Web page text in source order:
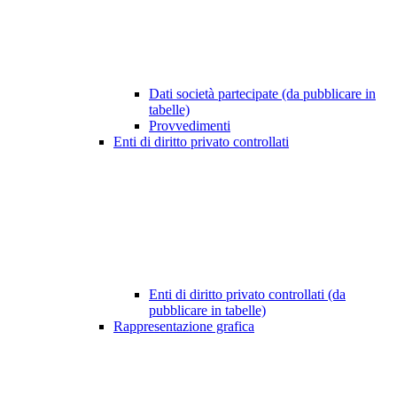
Dati società partecipate (da pubblicare in
tabelle)
Provvedimenti
Enti di diritto privato controllati
Enti di diritto privato controllati (da
pubblicare in tabelle)
Rappresentazione grafica